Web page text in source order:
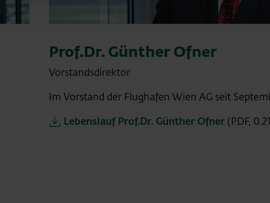
Prof.Dr. Günther Ofner
Vorstandsdirektor
Im Vorstand der Flughafen Wien AG seit
Lebenslauf Prof.Dr. Günther Ofner (PDF,